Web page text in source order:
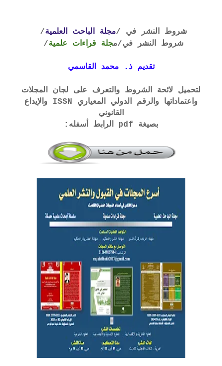
شروط النشر في /مجلة الباحث العلمية/
شروط النشر في/مجلة قراءات علمية/
تقديم ذ. محمد القاسمي
لتحميل لائحة الشروط والتعرف على لجان المجلات
واعتماداتها والرقم الدولي المعياري ISSN والإيداع
القانوني
بصيغة pdf الرابط أسفله: